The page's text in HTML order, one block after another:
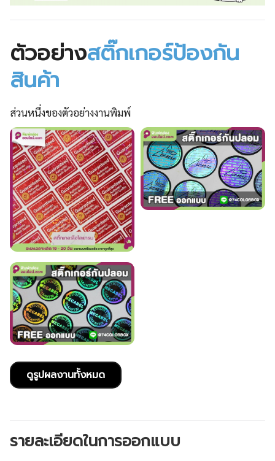
ตัวอย่างสติ๊กเกอร์ป้องกัน
สินค้า
ส่วนหนึ่งของตัวอย่างงานพิมพ์
ดูรูปผลงานทั้งหมด
รายละเอียดในการออกแบบ